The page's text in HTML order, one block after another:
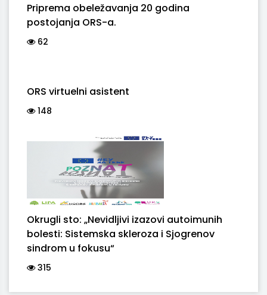
Priprema obeležavanja 20 godina
postojanja ORS-a.
62
ORS virtuelni asistent
148
Okrugli sto: „Nevidljivi izazovi autoimunih
bolesti: Sistemska skleroza i Sjogrenov
sindrom u fokusu“
315